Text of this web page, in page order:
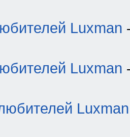
Luxman
Luxman
Luxman